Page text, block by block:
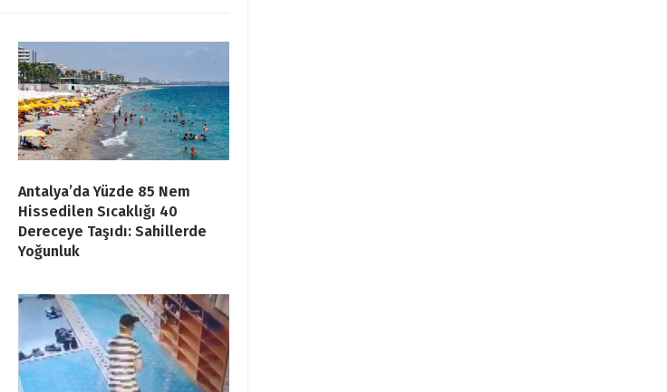
Antalya’da Yüzde 85 Nem
Hissedilen Sıcaklığı 40
Dereceye Taşıdı: Sahillerde
Yoğunluk